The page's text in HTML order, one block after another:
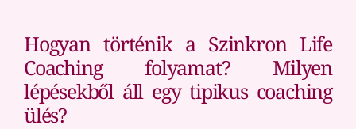
Hogyan történik a Szinkron Life
Coaching folyamat? Milyen
lépésekből áll egy tipikus coaching
ülés?